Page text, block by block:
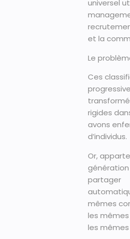
universel
et la
Le
Ces
rigides
avons
d’individus.
Or,
partager
mêmes
les
les